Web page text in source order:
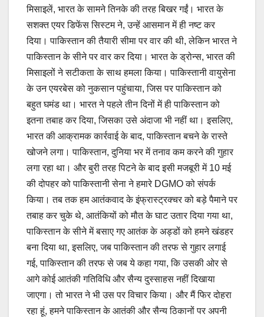
मिसाइलें, भारत के सामने तिनके की तरह बिखर गईं। भारत के
सशक्त एयर डिफेंस सिस्टम ने, उन्हें आसमान में ही नष्ट कर
दिया। पाकिस्तान की तैयारी सीमा पर वार की थी, लेकिन भारत ने
पाकिस्तान के सीने पर वार कर दिया। भारत के ड्रोन्स, भारत की
मिसाइलों ने सटीकता के साथ हमला किया। पाकिस्तानी वायुसेना
के उन एयरबेस को नुकसान पहुंचाया, जिस पर पाकिस्तान को
बहुत घमंड था। भारत ने पहले तीन दिनों में ही पाकिस्तान को
इतना तबाह कर दिया, जिसका उसे अंदाजा भी नहीं था। इसलिए,
भारत की आक्रामक कार्रवाई के बाद, पाकिस्तान बचने के रास्ते
खोजने लगा। पाकिस्तान, दुनिया भर में तनाव कम करने की गुहार
लगा रहा था। और बुरी तरह पिटने के बाद इसी मजबूरी में 10 मई
की दोपहर को पाकिस्तानी सेना ने हमारे DGMO को संपर्क
किया। तब तक हम आतंकवाद के इंफ्रास्ट्रक्चर को बड़े पैमाने पर
तबाह कर चुके थे, आतंकियों को मौत के घाट उतार दिया गया था,
पाकिस्तान के सीने में बसाए गए आतंक के अड्डों को हमने खंडहर
बना दिया था, इसलिए, जब पाकिस्तान की तरफ से गुहार लगाई
गई, पाकिस्तान की तरफ से जब ये कहा गया, कि उसकी ओर से
आगे कोई आतंकी गतिविधि और सैन्य दुस्साहस नहीं दिखाया
जाएगा। तो भारत ने भी उस पर विचार किया। और मैं फिर दोहरा
रहा हूं, हमने पाकिस्तान के आतंकी और सैन्य ठिकानों पर अपनी